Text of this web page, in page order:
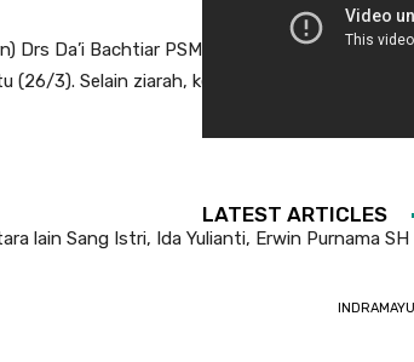
Da’i Bachtiar PSM AO, berziarah ke makam
3). Selain ziarah, kegiatan diisi dengan
lain Sang Istri, Ida Yulianti, Erwin Purnama
LATEST ARTICLES
INDRAMAYU